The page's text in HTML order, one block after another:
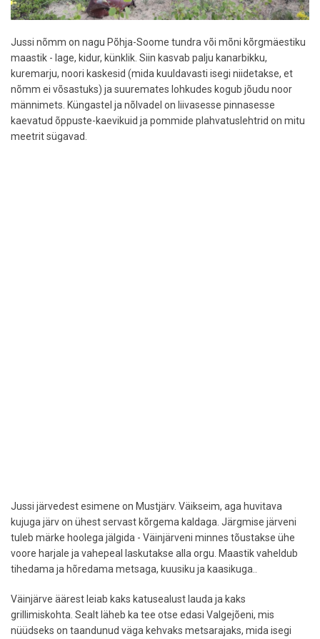
Jussi nõmm on nagu Põhja-Soome tundra või mõni kõrgmäestiku
maastik - lage, kidur, künklik. Siin kasvab palju kanarbikku,
kuremarju, noori kaskesid (mida kuuldavasti isegi niidetakse, et
nõmm ei võsastuks) ja suuremates lohkudes kogub jõudu noor
männimets. Küngastel ja nõlvadel on liivasesse pinnasesse
kaevatud õppuste-kaevikuid ja pommide plahvatuslehtrid on mitu
meetrit sügavad.
Jussi järvedest esimene on Mustjärv. Väikseim, aga huvitava
kujuga järv on ühest servast kõrgema kaldaga. Järgmise järveni
tuleb märke hoolega jälgida - Väinjärveni minnes tõustakse ühe
voore harjale ja vahepeal laskutakse alla orgu. Maastik vaheldub
tihedama ja hõredama metsaga, kuusiku ja kaasikuga..
Väinjärve äärest leiab kaks katusealust lauda ja kaks
grillimiskohta. Sealt läheb ka tee otse edasi Valgejõeni, mis
nüüdseks on taandunud väga kehvaks metsarajaks, mida isegi